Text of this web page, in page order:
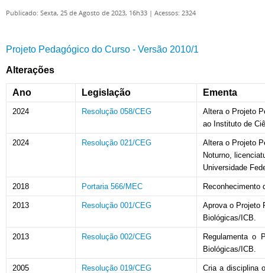
Publicado: Sexta, 25 de Agosto de 2023, 16h33 | Acessos: 2324
Projeto Pedagógico do Curso - Versão 2010/1
Alterações
Ano Legislação Ementa
2024 Resolução 058/CEG
Altera o Projeto
ao Instituto de
2024 Resolução 021/CEG
Altera o Projeto
Noturno,
Universidade
2018 Portaria 566/MEC Reconhecimento
2013 Resolução 001/CEG
Aprova o Projeto
Biológicas/ICB.
2013 Resolução 002/CEG
Regulamenta o
Biológicas/ICB.
2005 Resolução 019/CEG
Cria a disciplina